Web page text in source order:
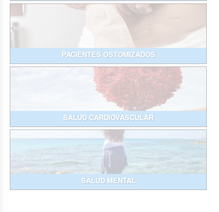
PACIENTES OSTOMIZADOS
SALUD CARDIOVASCULAR
SALUD MENTAL